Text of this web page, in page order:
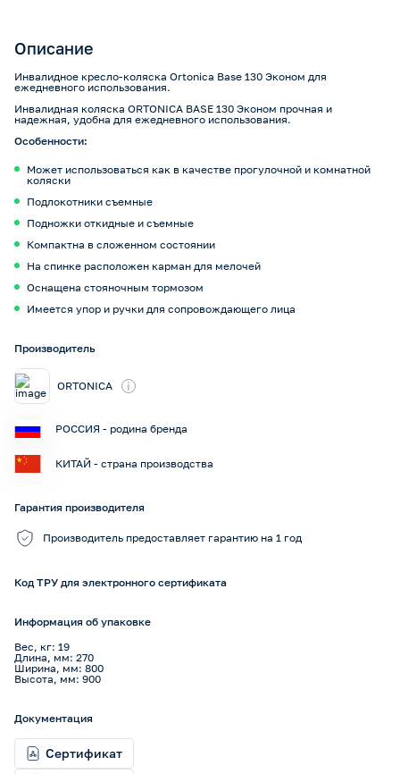
Описание
Инвалидное кресло-коляска Ortonica Base 130 Эконом для
ежедневного использования.
Инвалидная коляска ORTONICA BASE 130 Эконом прочная и
надежная, удобна для ежедневного использования.
Особенности:
Может использоваться как в качестве прогулочной и комнатной
коляски
Подлокотники съемные
Подножки откидные и съемные
Компактна в сложенном состоянии
На спинке расположен карман для мелочей
Оснащена стояночным тормозом
Имеется упор и ручки для сопровождающего лица
Производитель
ORTONICA i
РОССИЯ - родина бренда
КИТАЙ - страна производства
Гарантия производителя
Производитель предоставляет гарантию на 1 год
Код ТРУ для электронного сертификата
Информация об упаковке
Вес, кг: 19
Длина, мм: 270
Ширина, мм: 800
Высота, мм: 900
Документация
Сертификат